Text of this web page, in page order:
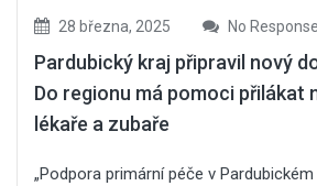
28 března, 2025 No
Pardubický kraj připravil nový
Do regionu má pomoci přilákat
lékaře a zubaře
„Podpora primární péče v